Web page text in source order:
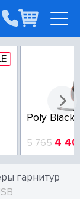
3210-A
руб.
гарнитур